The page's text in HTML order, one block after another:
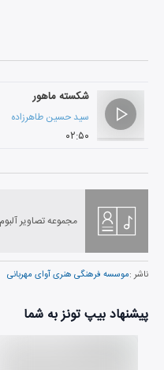
شکسته ماهور
سید حسین طاهرزاده
۰۲:۵۰
مجموعه تصاویر آلبوم
ناشر :موسسه فرهنگی هنری آوای مهربانی
پیشنهاد بیپ تونز به شما